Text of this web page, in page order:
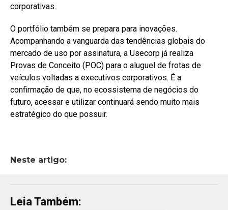
corporativas.
O portfólio também se prepara para inovações.
Acompanhando a vanguarda das tendências globais do
mercado de uso por assinatura, a Usecorp já realiza
Provas de Conceito (POC) para o aluguel de frotas de
veículos voltadas a executivos corporativos. É a
confirmação de que, no ecossistema de negócios do
futuro, acessar e utilizar continuará sendo muito mais
estratégico do que possuir.
Neste artigo:
Leia Também: